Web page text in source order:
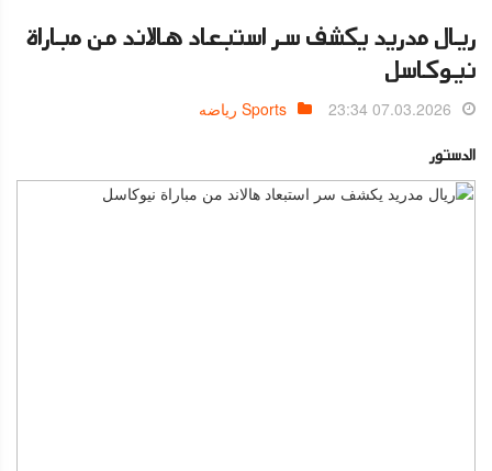
ريال مدريد يكشف سر استبعاد هالاند من مباراة
نيوكاسل
07.03.2026 23:34 Sports رياضه
الدستور